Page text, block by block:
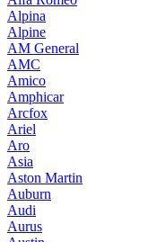
Alpina
Alpine
AM General
AMC
Amico
Amphicar
Arcfox
Ariel
Aro
Asia
Aston Martin
Auburn
Audi
Aurus